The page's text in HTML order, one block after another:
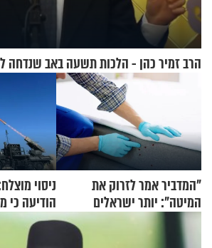
הרב זמיר כהן - הלכות תשעה באב שנדחה
"המדביר אמר לזרוק את
המיטה": יותר ישראלים
מדווחים על מכת פשפשי
המיטה
ניסוי
הצליחה